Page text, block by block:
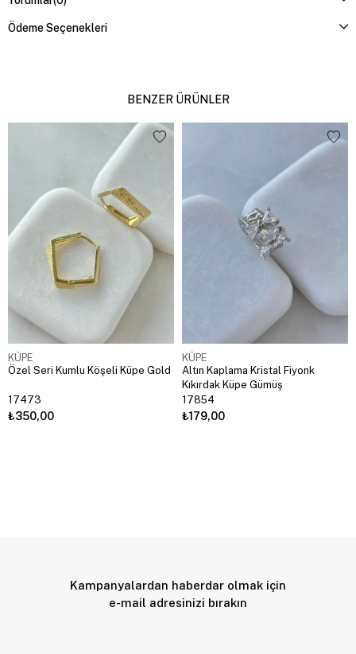
Ödeme Seçenekleri
BENZER ÜRÜNLER
KÜPE
Özel Seri Kumlu Köşeli Küpe Gold
17473
₺350,00
KÜPE
Altın Kaplama Kristal Fiyonk
Kıkırdak Küpe Gümüş
17854
₺179,00
Kampanyalardan haberdar olmak için
e-mail adresinizi bırakın